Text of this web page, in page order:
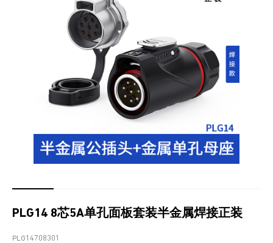
PLG14 8芯5A单孔面板套装半金属焊接正装
PLG14708301